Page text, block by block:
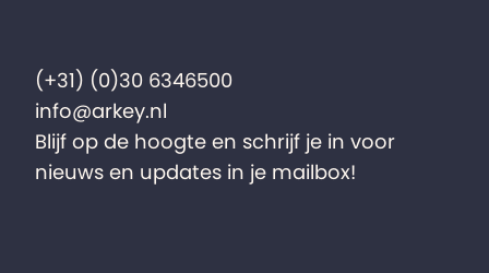
(+31) (0)30 6346500
info@arkey.nl
Blijf op de hoogte en schrijf je in voor
nieuws en updates in je mailbox!